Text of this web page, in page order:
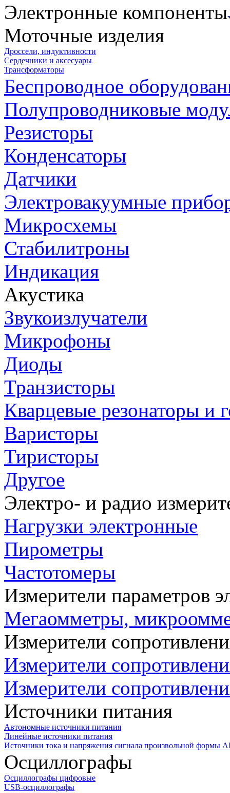
Электронные компоненты
Моточные изделия
Дроссели, индуктивности
Сердечники и аксесуары
Трансформаторы
Беспроводное
Полупроводниковые
Резисторы
Конденсаторы
Датчики
Электровакуумные
Микросхемы
Стабилитроны
Индикация
Акустика
Звукоизлучатели
Микрофоны
Диоды
Транзисторы
Кварцевые резонаторы и
Варисторы
Тиристоры
Другое
Электро- и радио
Нагрузки электронные
Пирометры
Частотомеры
Измерители параметров
Мегаомметры,
Измерители
Измерители
Измерители
Источники питания
Автономные источники питания
Линейные источники питания
Источники тока и напряжения сигнала произвольной формы
Осциллографы
Осциллографы цифровые
USB-осциллографы